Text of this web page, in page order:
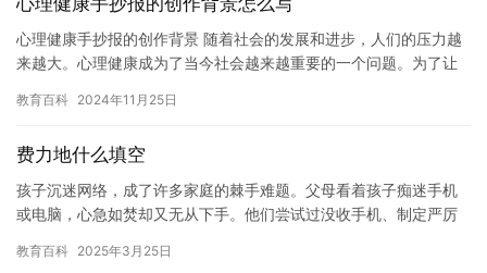
心理健康手抄报的创作背景 随着社会的发展和进步，人们的压力越
来越大。心理健康成为了当今社会越来越重要的一个问题。为了让
报，…
教育百科 2024年11月25日
费力地什么填空
孩子沉迷网络，成了许多家庭的棘手难题。父母看着孩子痴迷手机
或电脑，心急如焚却又无从下手。他们尝试过没收手机、制定严厉
岁…
教育百科 2025年3月25日